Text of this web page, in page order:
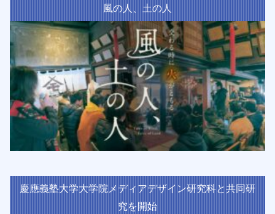
風の人、土の人
慶應義塾大学大学院メディアデザイン研究科と共同研
究を開始